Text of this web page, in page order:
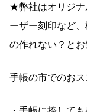
★弊社はオリジナ
ーザー刻印など
の作れない？とお
手帳の市でのおス